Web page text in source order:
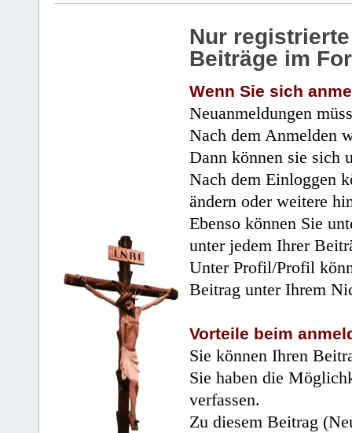
Nur
Beiträge im
Wenn Sie sich
Neuanmeldungen
Nach dem Anmelden
Dann können sie sich
Nach dem Einloggen
ändern oder weitere
Ebenso können Sie
unter jedem Ihrer
Unter Profil/Profil
Beitrag unter Ihrem
Vorteile beim
Sie können Ihren
Sie haben die
verfassen.
Zu diesem Beitrag